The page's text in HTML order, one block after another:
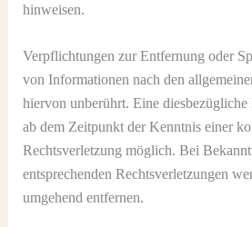
hinweisen.
Verpflichtungen zur Entfernung oder
von Informationen nach den
hiervon unberührt. Eine
ab dem Zeitpunkt der Kenntnis einer
Rechtsverletzung möglich. Bei
entsprechenden Rechtsverletzungen
umgehend entfernen.